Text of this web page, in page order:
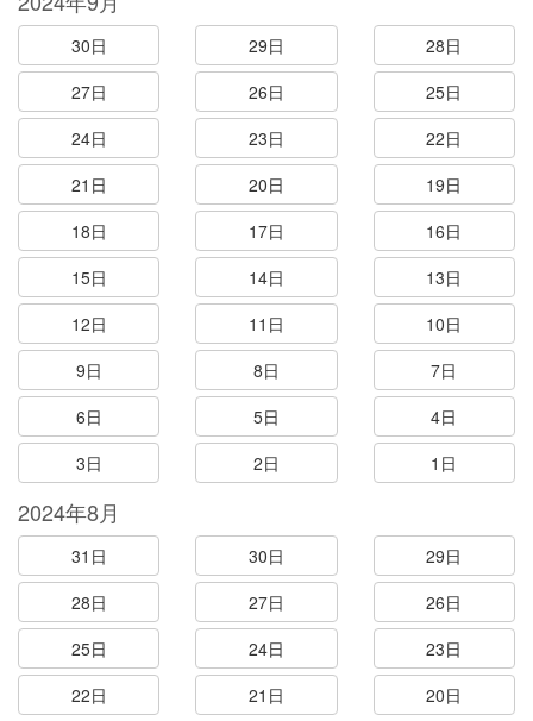
30日 29日
28日
27日
26日
25日
24日
23日
22日
21日
20日
19日
18日
17日
16日
15日
14日
13日
12日
11日
10日
9日
8日
7日
6日
5日
4日
3日
2日 1日
2024年8月
31日 30日
29日
28日
27日
26日
25日
24日
23日
22日
21日
20日